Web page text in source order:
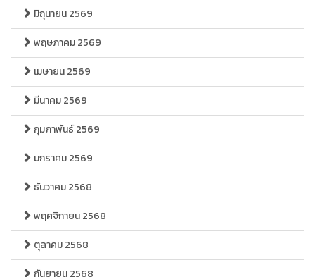
มิถุนายน 2569
พฤษภาคม 2569
เมษายน 2569
มีนาคม 2569
กุมภาพันธ์ 2569
มกราคม 2569
ธันวาคม 2568
พฤศจิกายน 2568
ตุลาคม 2568
กันยายน 2568